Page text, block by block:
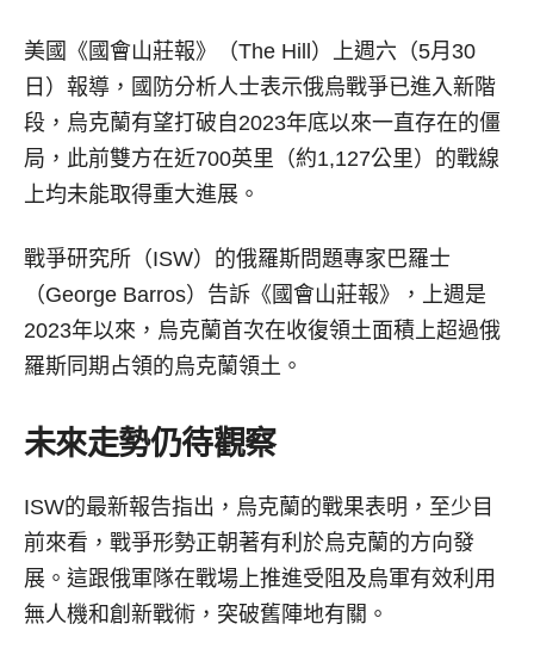
美國《國會山莊報》（The Hill）上週六（5月30
日）報導，國防分析人士表示俄烏戰爭已進入新階
段，烏克蘭有望打破自2023年底以來一直存在的僵
局，此前雙方在近700英里（約1,127公里）的戰線
上均未能取得重大進展。
戰爭研究所（ISW）的俄羅斯問題專家巴羅士
（George Barros）告訴《國會山莊報》，上週是
2023年以來，烏克蘭首次在收復領土面積上超過俄
羅斯同期占領的烏克蘭領土。
未來走勢仍待觀察
ISW的最新報告指出，烏克蘭的戰果表明，至少目
前來看，戰爭形勢正朝著有利於烏克蘭的方向發
展。這跟俄軍隊在戰場上推進受阻及烏軍有效利用
無人機和創新戰術，突破舊陣地有關。